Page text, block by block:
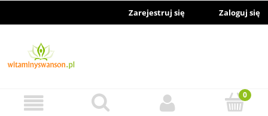
Zarejestruj się Zaloguj się